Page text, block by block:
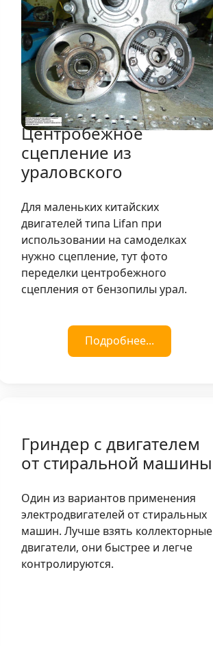
Центробежное
сцепление из
ураловского
Для маленьких китайских
двигателей типа Lifan при
использовании на самоделках
нужно сцепление, тут фото
переделки центробежного
сцепления от бензопилы урал.
Подробнее...
Гриндер с двигателем
от стиральной машины
Один из вариантов применения
электродвигателей от стиральных
машин. Лучше взять коллекторные
двигатели, они быстрее и легче
контролируются.